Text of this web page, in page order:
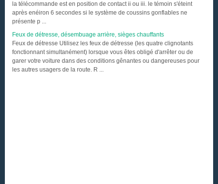
la télécommande est en position de contact ii ou iii. le témoin s'éteint
après enéiron 6 secondes si le système de coussins gonflables ne
présente p ...
Feux de détresse, désembuage arrière, sièges chauffants
Feux de détresse Utilisez les feux de détresse (les quatre clignotants
fonctionnant simultanément) lorsque vous êtes obligé d'arrêter ou de
garer votre voiture dans des conditions gênantes ou dangereuses pour
les autres usagers de la route. R ...